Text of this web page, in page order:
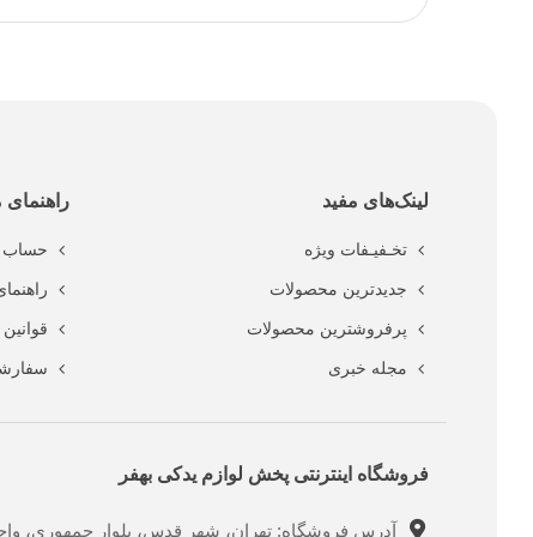
لینک‌های مفید
تخـفیـفات ویژه
جدیدترین محصولات
پرفروشترین محصولات
مجله خبری
حساب
فروشگاه اینترنتی پخش لوازم یدکی بهفر
آدرس فروشگاه: تهران، شهر قدس، بلوار جمهوری، واحد